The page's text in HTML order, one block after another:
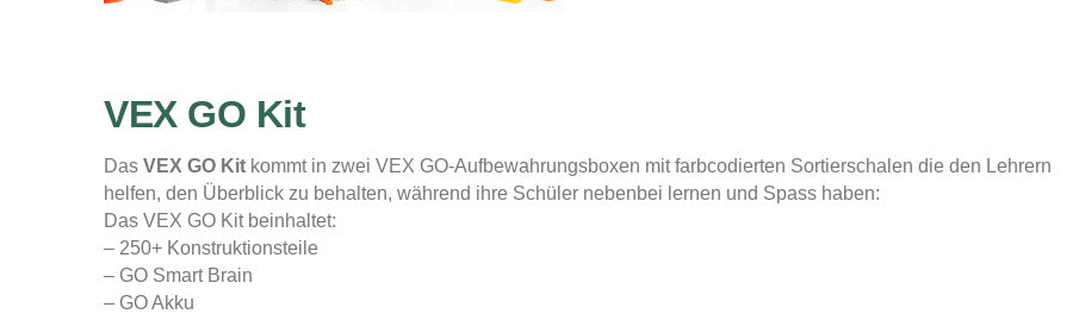
VEX GO Kit
Das VEX GO Kit kommt in zwei VEX GO-Aufbewahrungsboxen mit farbcodierten Sortierschalen die den Lehrern
helfen, den Überblick zu behalten, während ihre Schüler nebenbei lernen und Spass haben:
Das VEX GO Kit beinhaltet:
– 250+ Konstruktionsteile
– GO Smart Brain
– GO Akku